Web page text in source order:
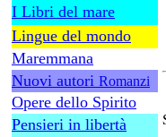
I Libri del mare
Lingue del mondo
Maremmana
Nuovi autori Romanzi
Opere dello Spirito
Pensieri in libertà